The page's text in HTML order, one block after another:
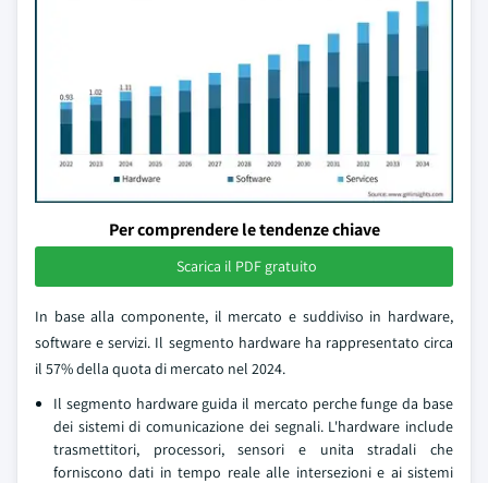
Per comprendere le tendenze chiave
Scarica il PDF gratuito
In base alla componente, il mercato e suddiviso in hardware,
software e servizi. Il segmento hardware ha rappresentato circa
il 57% della quota di mercato nel 2024.
Il segmento hardware guida il mercato perche funge da base
dei sistemi di comunicazione dei segnali. L'hardware include
trasmettitori, processori, sensori e unita stradali che
forniscono dati in tempo reale alle intersezioni e ai sistemi